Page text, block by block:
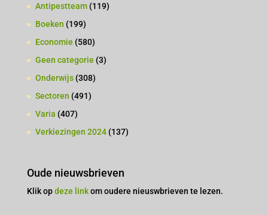
Antipestteam(119)
Boeken (199)
Economie (580)
Geen categorie (3)
Onderwijs(308)
Sectoren (491)
Varia (407)
Verkiezingen 2024(137)
Oude nieuwsbrieven
Klik opdeze linkom oudere nieuswbrieven te lezen.